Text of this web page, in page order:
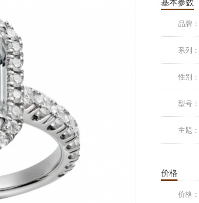
基本参数
品牌：
系列：
性别：
型号：
主题：
价格
价格：